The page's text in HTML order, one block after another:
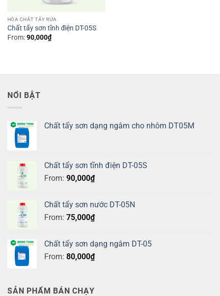
HÓA CHẤT TẨY RỬA
Chất tẩy sơn tĩnh điện DT-05S
From:90,000₫
NỔI BẬT
Chất tẩy sơn dạng ngâm cho nhôm DT05M
Chất tẩy sơn tĩnh điện DT-05S
From: 90,000₫
Chất tẩy sơn nước DT-05N
From: 75,000₫
Chất tẩy sơn dạng ngâm DT-05
From: 80,000₫
SẢN PHẨM BÁN CHẠY